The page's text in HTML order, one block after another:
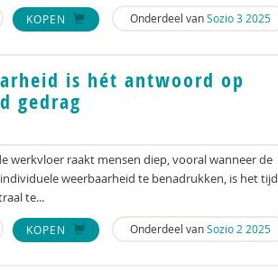
KOPEN Onderdeel vanSozio 3 2025
is hét antwoord op
gedrag
werkvloer raakt mensen diep, vooral wanneer de
weerbaarheid te benadrukken, is het tijd
te...
KOPEN Onderdeel vanSozio 2 2025